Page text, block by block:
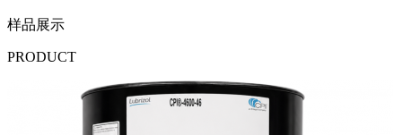
样品展示
PRODUCT